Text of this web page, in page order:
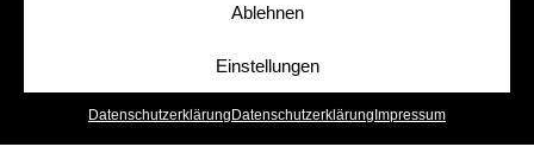
Ablehnen
Einstellungen
Datenschutzerklärung Datenschutzerklärung Impressum
Datenschutz|Teilnahmebedingungen